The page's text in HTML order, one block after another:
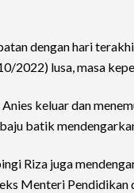
dengan hari
2022) lusa, masa
keluar dan
batik
Riza juga
Menteri